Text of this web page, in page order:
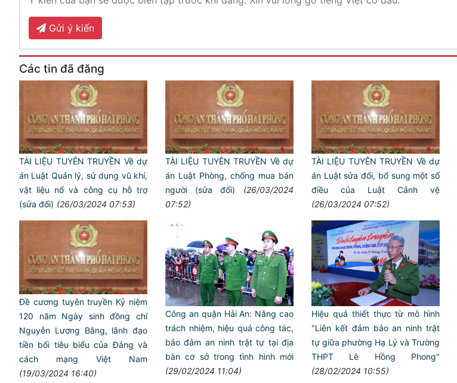
Gửi ý kiến
Các tin đã đăng
TÀI LIỆU TUYÊN TRUYỀN Về dự
án Luật Quản lý, sử dụng vũ khí,
vật liệu nổ và công cụ hỗ trợ
(sửa đổi) (26/03/2024 07:53)
TÀI LIỆU TUYÊN TRUYỀN Về dự
án Luật Phòng, chống mua bán
người (sửa đổi)
(26/03/2024
07:52)
TÀI LIỆU TUYÊN TRUYỀN Về dự
án Luật sửa đổi, bổ sung một số
điều của Luật Cảnh vệ
(26/03/2024 07:52)
Đề cương tuyên truyền Kỷ niệm
120 năm Ngày sinh đồng chí
Nguyễn Lương Bằng, lãnh đạo
tiền bối tiêu biểu của Đảng và
cách mạng Việt Nam
(19/03/2024 16:40)
Công an quận Hải An: Nâng cao
trách nhiệm, hiệu quả công tác,
bảo đảm an ninh trật tự tại địa
bàn cơ sở trong tình hình mới
(29/02/2024 11:04)
Hiệu quả thiết thực từ mô hình
"Liên kết đảm bảo an ninh trật
tự giữa phường Hạ Lý và Trường
THPT Lê Hồng Phong"
(28/02/2024 10:55)